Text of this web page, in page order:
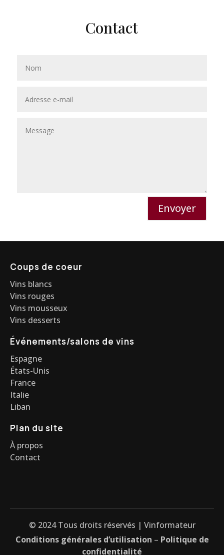
Contact
Envoyer
Coups de coeur
Vins blancs
Vins rouges
Vins mousseux
Vins desserts
Événements/salons de vins
Espagne
États-Unis
France
Italie
Liban
Plan du site
À propos
Contact
© 2024 Tous droits réservés | Vinformateur
Conditions générales d’utilisation – Politique de
confidentialité